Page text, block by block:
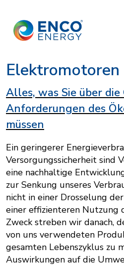
Elektromotoren
Alles, was Sie über
Anforderungen des
müssen
Ein geringerer
Versorgungssicherheit sind
eine nachhaltige
zur Senkung unseres
nicht in einer Drosselung
einer effizienteren Nutzung
Zweck streben wir danach,
von uns verwendeten
gesamten Lebenszyklus zu
Auswirkungen auf die